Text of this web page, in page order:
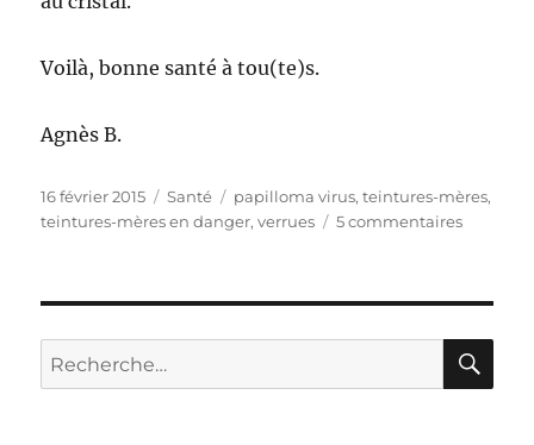
Voilà, bonne santé à tou(te)s.
Agnès B.
Publié
le
16 février 2015 Catégories
Santé Étiquettes
papilloma virus,teintures-mères,
teintures-mères en danger,verrues 5 commentairessur
et
verrues
Recherche
pour :